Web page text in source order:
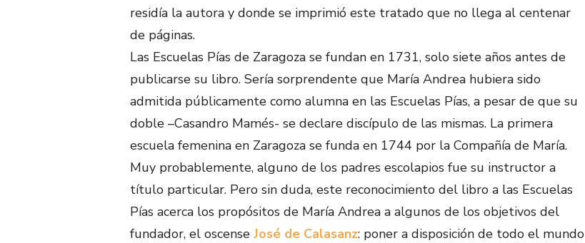
residía la autora y donde se imprimió este tratado que no llega al centenar
de páginas.
Las Escuelas Pías de Zaragoza se fundan en 1731, solo siete años antes de
publicarse su libro. Sería sorprendente que María Andrea hubiera sido
admitida públicamente como alumna en las Escuelas Pías, a pesar de que su
doble –Casandro Mamés- se declare discípulo de las mismas. La primera
escuela femenina en Zaragoza se funda en 1744 por la Compañía de María.
Muy probablemente, alguno de los padres escolapios fue su instructor a
título particular. Pero sin duda, este reconocimiento del libro a las Escuelas
Pías acerca los propósitos de María Andrea a algunos de los objetivos del
fundador, el oscense José de Calasanz: poner a disposición de todo el mundo